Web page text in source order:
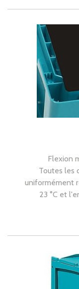
Flexion
Toutes les
uniformément
23 °C et